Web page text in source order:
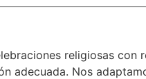
religiosas con
adecuada. Nos